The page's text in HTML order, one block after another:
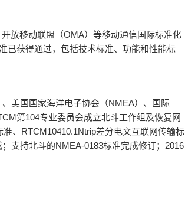
放移动联盟（OMA）等移动通信国际标准化
已获得通过，包括技术标准、功能和性能标
美国国家海洋电子协会（NMEA）、国际
第104专业委员会成立北斗工作组及恢复网
、RTCM10410.1Ntrip差分电文互联网传输标
支持北斗的NMEA-0183标准完成修订；2016